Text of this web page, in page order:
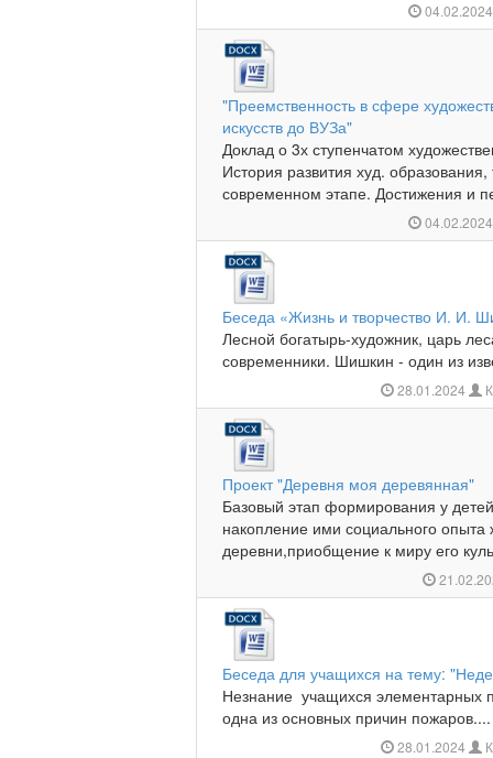
"Преемственность в сфере
искусств до ВУЗа"
Доклад о 3х ступенчатом
История развития худ.
современном этапе. Достижения и
Беседа «Жизнь и творчество И. И.
Лесной богатырь-художник, царь
современники. Шишкин - один из
28.01.2024
Проект "Деревня моя деревянная"
Базовый этап формирования у
накопление ими социального опыта
деревни,приобщение к миру его
Беседа для учащихся на тему:
Незнание учащихся элементарных
одна из основных причин пожаров....
28.01.2024